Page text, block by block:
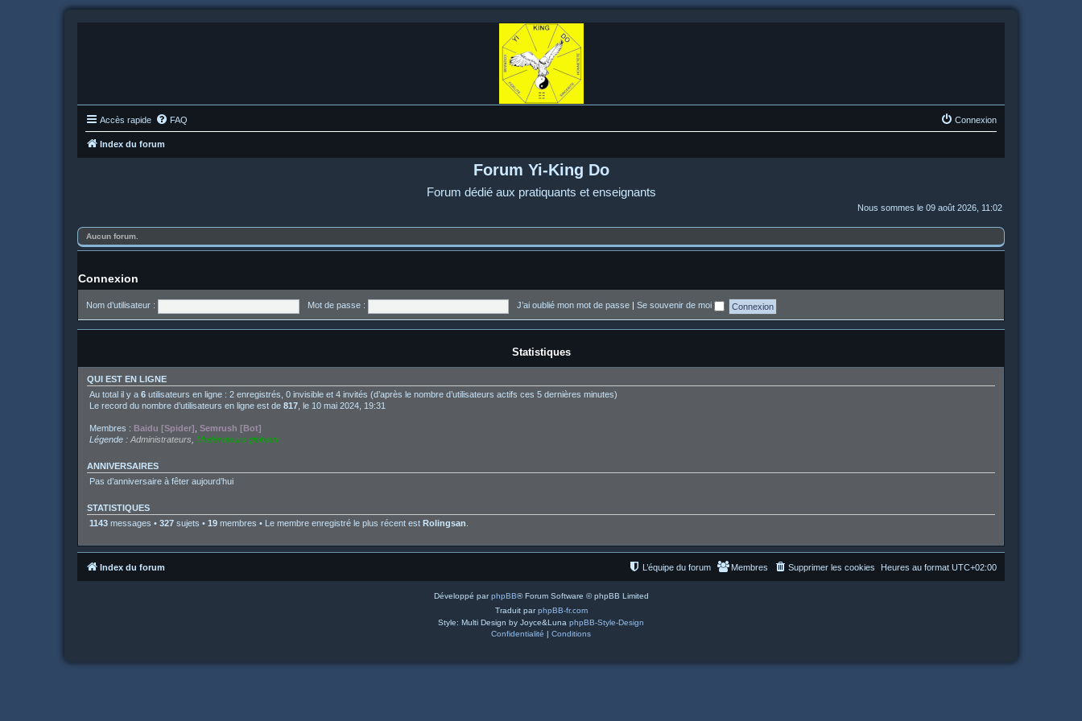
Accès rapide FAQ Connexion
Index du forum
Forum Yi-King Do
Forum dédié aux pratiquants et enseignants
Nous sommes le 09 août 2026, 11:02
Aucun forum.
Connexion
Nom d’utilisateur : Mot de passe : J’ai oublié mon mot de passe Se souvenir de moi
Statistiques
QUI EST EN LIGNE
Au total il y a 6 utilisateurs en ligne : 2 enregistrés, 0 invisible et 4 invités (d’après le nombre d’utilisateurs actifs ces 5 dernières minutes)
Le record du nombre d’utilisateurs en ligne est de 817 , le 10 mai 2024, 19:31
Membres : Baidu [Spider] Semrush [Bot]
Légende : Administrateurs Modérateurs globaux
ANNIVERSAIRES
Pas d’anniversaire à fêter aujourd’hui
STATISTIQUES
1143 messages • 327 sujets • 19 membres • Le membre enregistré le plus récent est Rolingsan
Index du forum Heures au format UTC+02:00
Supprimer les cookies
Membres
L’équipe du forum
Développé parphpBB® Forum Software © phpBB Limited
Traduit parphpBB-fr.com
Style: Multi Design by Joyce&Luna phpBB-Style-Design
Confidentialité | Conditions